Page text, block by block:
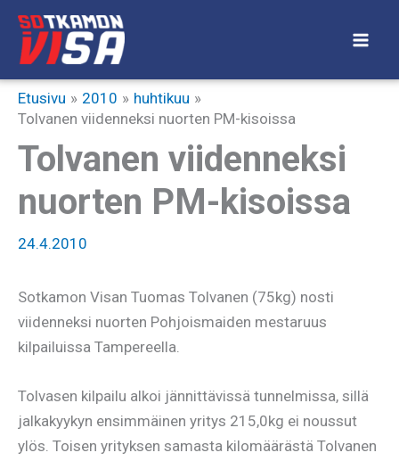
Siirry
sisältöön
Etusivu 2010
huhtikuu
Tolvanen viidenneksi nuorten PM-kisoissa
Tolvanen viidenneksi
nuorten PM-kisoissa
24.4.2010
Sotkamon Visan Tuomas Tolvanen (75kg) nosti
viidenneksi nuorten Pohjoismaiden mestaruus
kilpailuissa Tampereella.
Tolvasen kilpailu alkoi jännittävissä tunnelmissa, sillä
jalkakyykyn ensimmäinen yritys 215,0kg ei noussut
ylös. Toisen yrityksen samasta kilomäärästä Tolvanen